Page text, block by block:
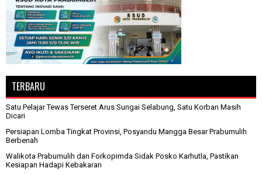
TERBARU
Satu Pelajar Tewas Terseret Arus Sungai Selabung, Satu Korban Masih
Dicari
Persiapan Lomba Tingkat Provinsi, Posyandu Mangga Besar Prabumulih
Berbenah
Walikota Prabumulih dan Forkopimda Sidak Posko Karhutla, Pastikan
Kesiapan Hadapi Kebakaran